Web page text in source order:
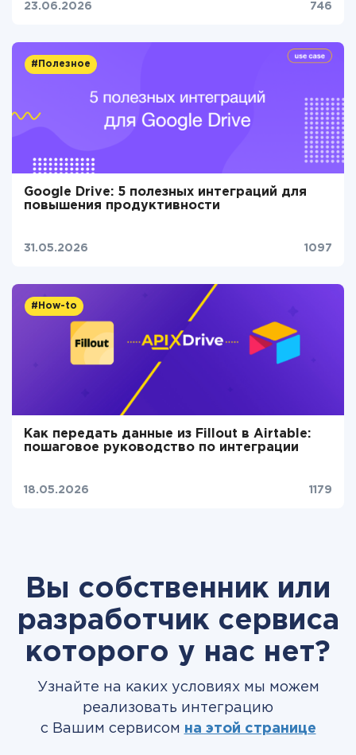
23.06.2026 746
#Полезное
Google Drive: 5 полезных интеграций для
повышения продуктивности
31.05.2026 1097
#How-to
Как передать данные из Fillout в Airtable:
пошаговое руководство по интеграции
18.05.2026 1179
Вы собственник или
разработчик сервиса
которого у нас нет?
Узнайте на каких условиях мы можем
реализовать интеграцию
с Вашим сервисом на этой странице